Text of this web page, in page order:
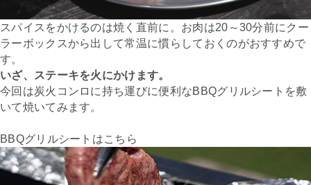
スパイスをかけるのは焼く直前に。お肉は20～30分前にクー
ラーボックスから出して常温に慣らしておくのがおすすめで
す。
いざ、ステーキを火にかけます。
今回は炭火コンロに持ち運びに便利なBBQグリルシートを敷
いて焼いてみます。
BBQグリルシートはこちら